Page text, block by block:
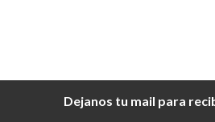
Dejanos tu mail para